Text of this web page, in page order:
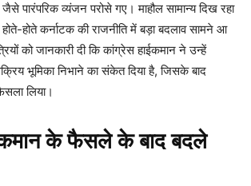
पारंपरिक व्यंजन परोसे गए। माहौल सामान्य दिख रहा
होते कर्नाटक की राजनीति में बड़ा बदलाव सामने आ
को जानकारी दी कि कांग्रेस हाईकमान ने उन्हें
भूमिका निभाने का संकेत दिया है, जिसके बाद
लिया।
के फैसले के बाद बदले